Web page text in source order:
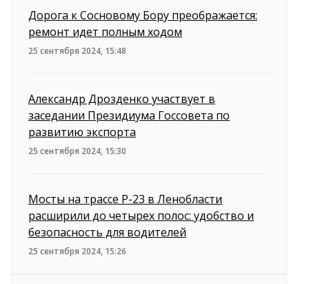
Дорога к Сосновому Бору преображается:
ремонт идет полным ходом
25 сентября 2024, 15:48
Александр Дрозденко участвует в
заседании Президиума Госсовета по
развитию экспорта
25 сентября 2024, 15:30
Мосты на трассе Р-23 в Ленобласти
расширили до четырех полос: удобство и
безопасность для водителей
25 сентября 2024, 15:26